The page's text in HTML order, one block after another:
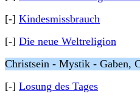
[-] Kindesmissbrauch
[-] Die neue Weltreligion
Christsein - Mystik - Gaben,
[-] Losung des Tages